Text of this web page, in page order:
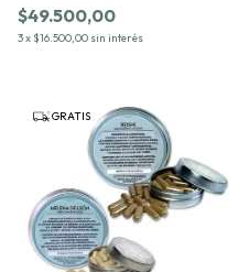
$49.500,00
3x $16.500,00 sin interés
GRATIS